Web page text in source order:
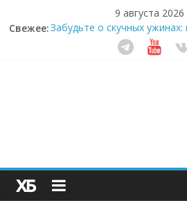
9 августа 2026
Свежее:Забудьте о скучных
которое видит вашу еду
Небо зовёт: как бизнес на
Секрет супергидратации:
пребиотиками становится
здорового питания